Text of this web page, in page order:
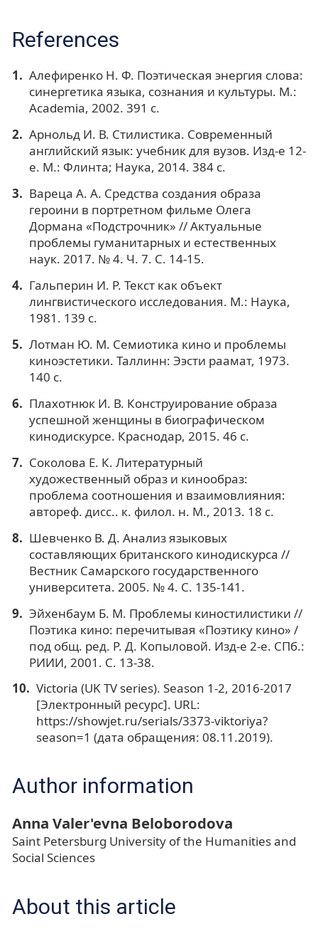
References
Алефиренко Н. Ф. Поэтическая энергия слова:
синергетика языка, сознания и культуры. М.:
Academia, 2002. 391 с.
Арнольд И. В. Стилистика. Современный
английский язык: учебник для вузов. Изд-е 12-
е. М.: Флинта; Наука, 2014. 384 с.
Вареца А. А. Средства создания образа
героини в портретном фильме Олега
Дормана «Подстрочник» // Актуальные
проблемы гуманитарных и естественных
наук. 2017. № 4. Ч. 7. C. 14-15.
Гальперин И. Р. Текст как объект
лингвистического исследования. М.: Наука,
1981. 139 с.
Лотман Ю. М. Семиотика кино и проблемы
киноэстетики. Таллинн: Ээсти раамат, 1973.
140 с.
Плахотнюк И. В. Конструирование образа
успешной женщины в биографическом
кинодискурсе. Краснодар, 2015. 46 c.
Соколова Е. К. Литературный
художественный образ и кинообраз:
проблема соотношения и взаимовлияния:
автореф. дисс.. к. филол. н. М., 2013. 18 с.
Шевченко В. Д. Анализ языковых
составляющих британского кинодискурса //
Вестник Самарского государственного
университета. 2005. № 4. C. 135-141.
Эйхенбаум Б. М. Проблемы киностилистики //
Поэтика кино: перечитывая «Поэтику кино» /
под общ. ред. Р. Д. Копыловой. Изд-е 2-е. СПб.:
РИИИ, 2001. С. 13-38.
Victoria (UK TV series). Season 1-2, 2016-2017
[Электронный ресурс]. URL:
https://showjet.ru/serials/3373-viktoriya?
season=1 (дата обращения: 08.11.2019).
Author information
Anna Valer'evna Beloborodova
Saint Petersburg University of the Humanities and
Social Sciences
About this article